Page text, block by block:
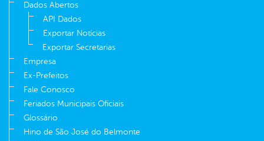
Dados Abertos
API Dados
Exportar Notícias
Exportar Secretarias
Empresa
Ex-Prefeitos
Fale Conosco
Feriados Municipais Oficiais
Glossário
Hino de São José do Belmonte